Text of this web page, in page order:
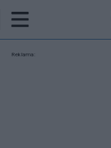
Reklama: